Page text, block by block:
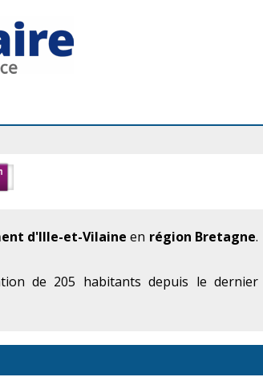
d'Ille-et-Vilaine en région Bretagne.
de 205 habitants depuis le dernier